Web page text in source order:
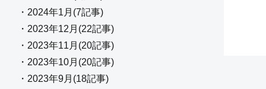
・2024年1月(7記事)
・2023年12月(22記事)
・2023年11月(20記事)
・2023年10月(20記事)
・2023年9月(18記事)